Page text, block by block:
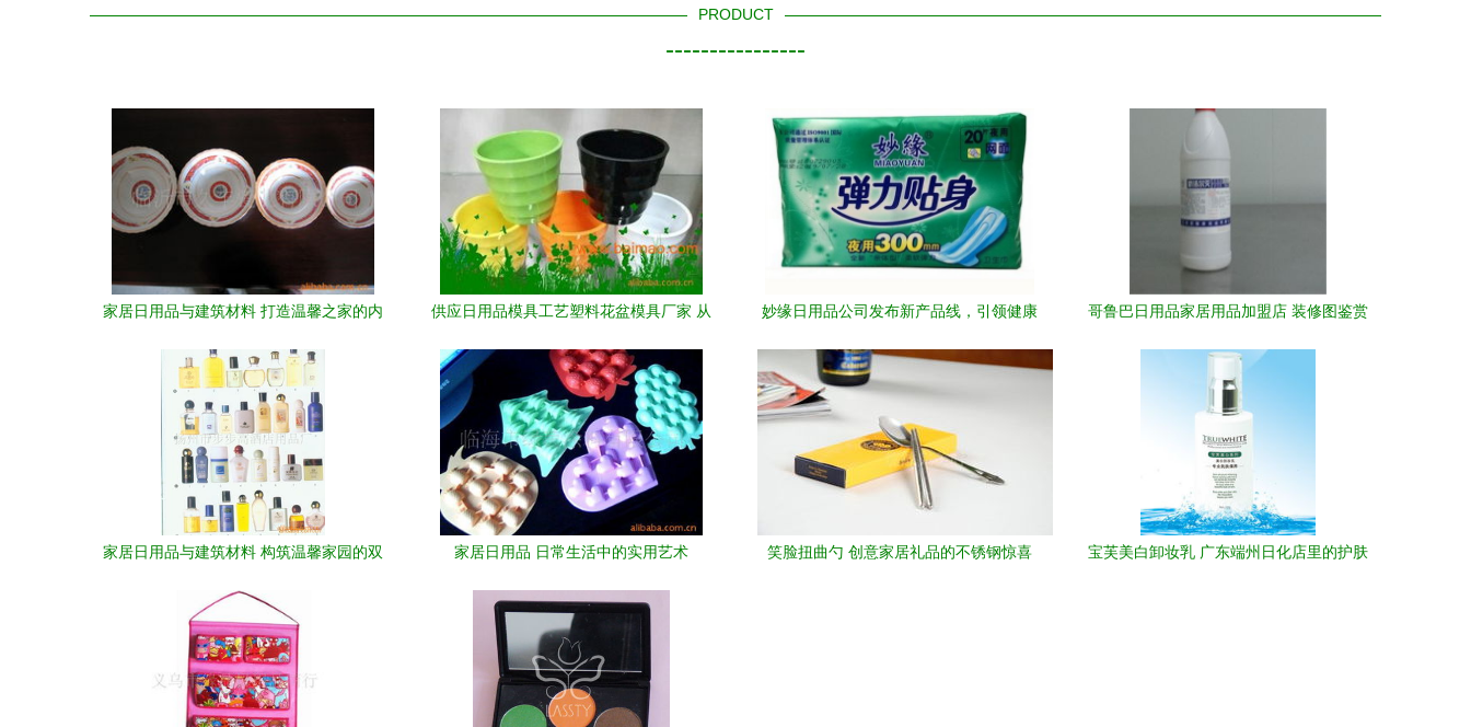
PRODUCT
----------------
家居日用品与建筑材料 打造温馨之家的内
供应日用品模具工艺塑料花盆模具厂家 从
妙缘日用品公司发布新产品线，引领健康
哥鲁巴日用品家居用品加盟店 装修图鉴赏
家居日用品与建筑材料 构筑温馨家园的双
家居日用品 日常生活中的实用艺术 笑脸扭曲勺 创意家居礼品的不锈钢惊喜
宝芙美白卸妆乳 广东端州日化店里的护肤